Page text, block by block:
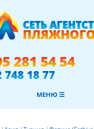
281 54 54
748 18 77
МЕНЮ ☰